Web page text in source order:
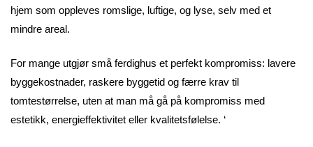
hjem som oppleves romslige, luftige, og lyse, selv med et
mindre areal.
For mange utgjør små ferdighus et perfekt kompromiss: lavere
byggekostnader, raskere byggetid og færre krav til
tomtestørrelse, uten at man må gå på kompromiss med
estetikk, energieffektivitet eller kvalitetsfølelse. ‘